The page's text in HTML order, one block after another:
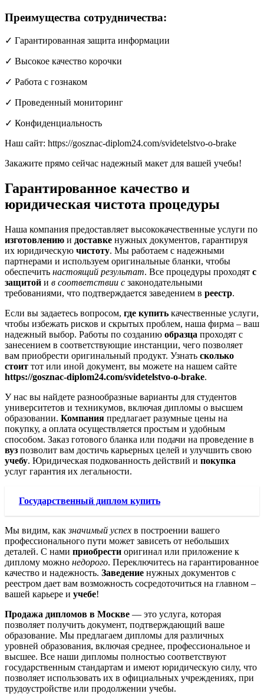
Преимущества сотрудничества:
✓ Гарантированная защита информации
✓ Высокое качество корочки
✓ Работа с гознаком
✓ Проведенный мониторинг
✓ Конфиденциальность
Наш сайт: https://gosznac-diplom24.com/svidetelstvo-o-brake
Закажите прямо сейчас надежный макет для вашей учебы!
Гарантированное качество и
юридическая чистота процедуры
Наша компания предоставляет высококачественные услуги по
изготовлению и доставке нужных документов, гарантируя
их юридическую чистоту. Мы работаем с надежными
партнерами и используем оригинальные бланки, чтобы
обеспечить настоящий результат. Все процедуры проходят с
защитой и в соответствии с законодательными
требованиями, что подтверждается заведением в реестр.
Если вы задаетесь вопросом, где купить качественные услуги,
чтобы избежать рисков и скрытых проблем, наша фирма – ваш
надежный выбор. Работы по созданию образца проходят с
занесением в соответствующие инстанции, чего позволяет
вам приобрести оригинальный продукт. Узнать сколько
стоит тот или иной документ, вы можете на нашем сайте
https://gosznac-diplom24.com/svidetelstvo-o-brake.
У нас вы найдете разнообразные варианты для студентов
университетов и техникумов, включая дипломы о высшем
образовании. Компания предлагает разумные цены на
покупку, а оплата осуществляется простым и удобным
способом. Заказ готового бланка или подачи на проведение в
вуз позволит вам достичь карьерных целей и улучшить свою
учебу. Юридическая подкованность действий и покупка
услуг гарантия их легальности.
Государственный диплом купить
Мы видим, какзначимый успех в построении вашего
профессионального пути может зависеть от небольших
деталей. С нами приобрести оригинал или приложение к
диплому можно недорого. Переключитесь на гарантированное
качество и надежность. Заведение нужных документов с
реестром дает вам возможность сосредоточиться на главном –
вашей карьере и учебе!
Продажа дипломов в Москве — это услуга, которая
позволяет получить документ, подтверждающий ваше
образование. Мы предлагаем дипломы для различных
уровней образования, включая среднее, профессиональное и
высшее. Все наши дипломы полностью соответствуют
государственным стандартам и имеют юридическую силу, что
позволяет использовать их в официальных учреждениях, при
трудоустройстве или продолжении учебы.